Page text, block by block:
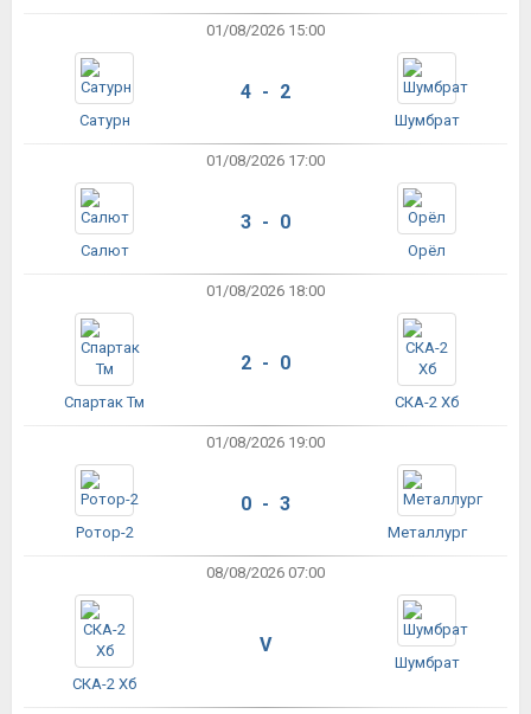
01/08/2026 15:00
Сатурн
4 - 2
Шумбрат
01/08/2026 17:00
Салют
3 - 0
Орёл
01/08/2026 18:00
Спартак Тм
2 - 0
СКА-2 Хб
01/08/2026 19:00
Ротор-2
0 - 3
Металлург
08/08/2026 07:00
СКА-2 Хб
V
Шумбрат